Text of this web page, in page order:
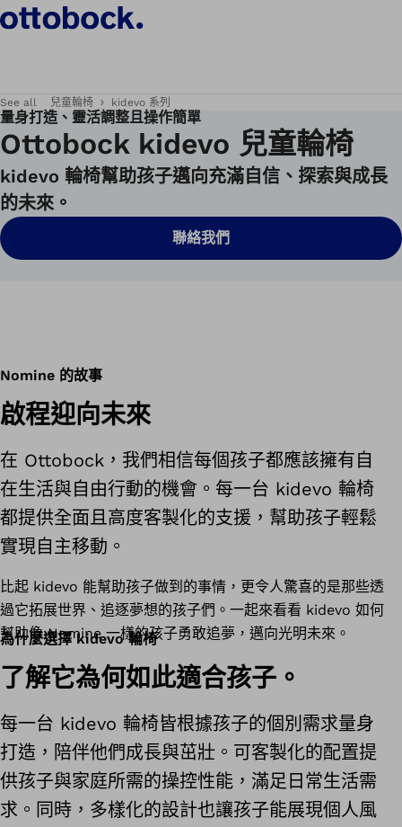
See all 兒童輪椅 kidevo 系列
量身打造、靈活調整且操作簡單
Ottobock kidevo 兒童輪椅
kidevo 輪椅幫助孩子邁向充滿自信、探索與成長
的未來。
聯絡我們
Nomine 的故事
啟程迎向未來
在 Ottobock，我們相信每個孩子都應該擁有自
在生活與自由行動的機會。每一台 kidevo 輪椅
都提供全面且高度客製化的支援，幫助孩子輕鬆
實現自主移動。
比起 kidevo 能幫助孩子做到的事情，更令人驚喜的是那些透
過它拓展世界、追逐夢想的孩子們。一起來看看 kidevo 如何
幫助像 Nomine 一樣的孩子勇敢追夢，邁向光明未來。
為什麼選擇 kidevo 輪椅
了解它為何如此適合孩子。
每一台 kidevo 輪椅皆根據孩子的個別需求量身
打造，陪伴他們成長與茁壯。可客製化的配置提
供孩子與家庭所需的操控性能，滿足日常生活需
求。同時，多樣化的設計也讓孩子能展現個人風